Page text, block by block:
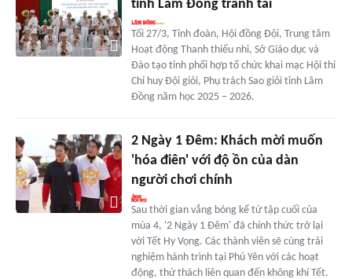
tỉnh Lâm Đồng tranh tài
Tối 27/3, Tỉnh đoàn, Hội đồng Đội, Trung tâm
Hoạt động Thanh thiếu nhi, Sở Giáo dục và
Đào tạo tỉnh phối hợp tổ chức khai mạc Hội thi
Chỉ huy Đội giỏi, Phụ trách Sao giỏi tỉnh Lâm
Đồng năm học 2025 – 2026.
2 Ngày 1 Đêm: Khách mời muốn
'hóa điên' với độ ồn của dàn
người chơi chính
Sau thời gian vắng bóng kể từ tập cuối của
mùa 4, '2 Ngày 1 Đêm' đã chính thức trở lại
với Tết Hy Vọng. Các thành viên sẽ cùng trải
nghiệm hành trình tại Phú Yên với các hoạt
động, thử thách liên quan đến không khí Tết.